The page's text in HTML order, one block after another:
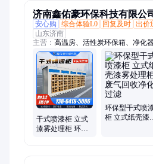
济南鑫佑豪环保科技有限公
安心购
综合体验L0 回复及时 出价
山东济南
主营： 高温房、活性炭环保箱、净化
柜、烤漆房、水式打磨柜、固化房、
喷淋塔、除尘设备、降温除尘、伸缩
高温烤箱、环保箱
干式喷漆柜 立式
漆雾处理柜 环保
环保型干式喷
柜 立式纸壳漆雾